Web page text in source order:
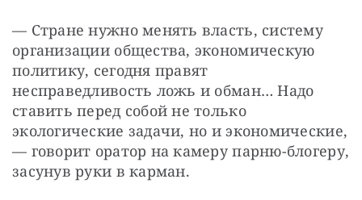
— Стране нужно менять власть, систему
организации общества, экономическую
политику, сегодня правят
несправедливость ложь и обман… Надо
ставить перед собой не только
экологические задачи, но и экономические,
— говорит оратор на камеру парню-блогеру,
засунув руки в карман.